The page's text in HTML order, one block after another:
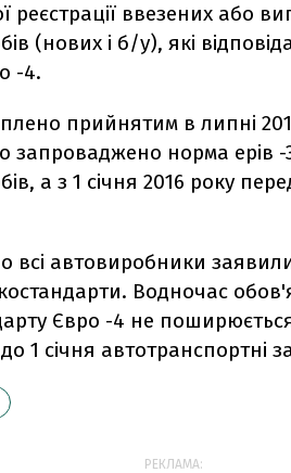
ввезених або
(нових і б/у), які
-4.
прийнятим в липні
запроваджено норма ерів -
а з 1 січня 2016 року
всі автовиробники
Водночас
Євро -4 не
1 січня автотранспортні
РЕКЛАМА: